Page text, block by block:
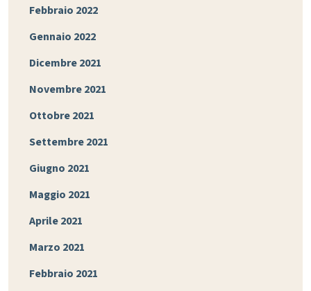
Febbraio 2022
Gennaio 2022
Dicembre 2021
Novembre 2021
Ottobre 2021
Settembre 2021
Giugno 2021
Maggio 2021
Aprile 2021
Marzo 2021
Febbraio 2021